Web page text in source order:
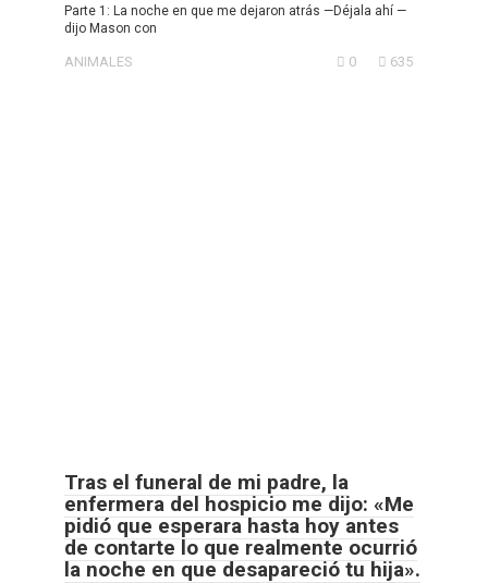
Parte 1: La noche en que me dejaron atrás —Déjala ahí —
dijo Mason con
ANIMALES 0 635
Tras el funeral de mi padre, la
enfermera del hospicio me dijo: «Me
pidió que esperara hasta hoy antes
de contarte lo que realmente ocurrió
la noche en que desapareció tu hija».